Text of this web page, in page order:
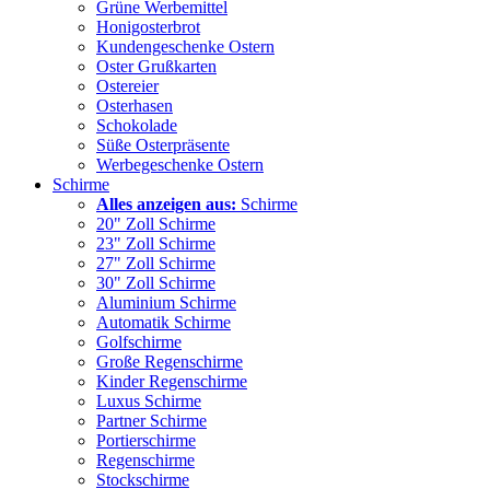
Grüne Werbemittel
Honigosterbrot
Kundengeschenke Ostern
Oster Grußkarten
Ostereier
Osterhasen
Schokolade
Süße Osterpräsente
Werbegeschenke Ostern
Schirme
Alles anzeigen aus: Schirme
20" Zoll Schirme
23" Zoll Schirme
27" Zoll Schirme
30" Zoll Schirme
Aluminium Schirme
Automatik Schirme
Golfschirme
Große Regenschirme
Kinder Regenschirme
Luxus Schirme
Partner Schirme
Portierschirme
Regenschirme
Stockschirme